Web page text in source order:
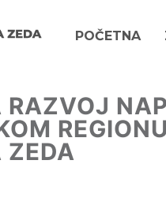
POČETNA
ZEDA